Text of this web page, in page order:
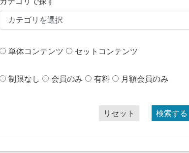
単体コンテンツ セットコンテンツ
制限なし 会員のみ 有料 月額会員のみ
リセット 検索する